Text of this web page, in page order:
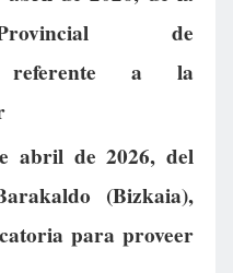
de
referente a la
abril de 2026, del
(Bizkaia),
para proveer